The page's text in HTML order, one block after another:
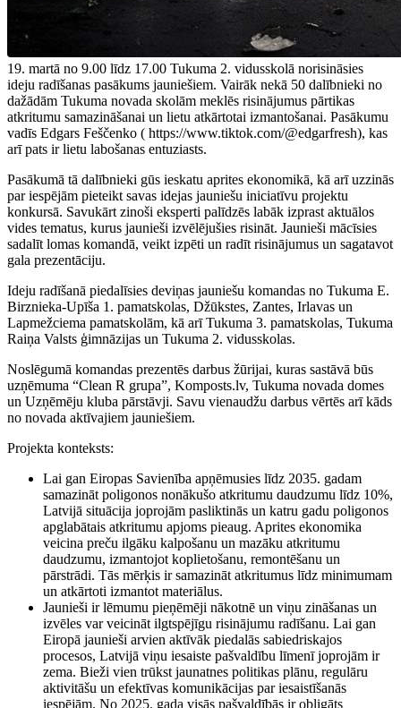
19. martā no 9.00 līdz 17.00 Tukuma 2. vidusskolā norisināsies
ideju radīšanas pasākums jauniešiem. Vairāk nekā 50 dalībnieki no
dažādām Tukuma novada skolām meklēs risinājumus pārtikas
atkritumu samazināšanai un lietu atkārtotai izmantošanai. Pasākumu
vadīs Edgars Feščenko ( https://www.tiktok.com/@edgarfresh), kas
arī pats ir lietu labošanas entuziasts.
Pasākumā tā dalībnieki gūs ieskatu aprites ekonomikā, kā arī uzzinās
par iespējām pieteikt savas idejas jauniešu iniciatīvu projektu
konkursā. Savukārt zinoši eksperti palīdzēs labāk izprast aktuālos
vides tematus, kurus jaunieši izvēlējušies risināt. Jaunieši mācīsies
sadalīt lomas komandā, veikt izpēti un radīt risinājumus un sagatavot
gala prezentāciju.
Ideju radīšanā piedalīsies deviņas jauniešu komandas no Tukuma E.
Birznieka-Upīša 1. pamatskolas, Džūkstes, Zantes, Irlavas un
Lapmežciema pamatskolām, kā arī Tukuma 3. pamatskolas, Tukuma
Raiņa Valsts ģimnāzijas un Tukuma 2. vidusskolas.
Noslēgumā komandas prezentēs darbus žūrijai, kuras sastāvā būs
uzņēmuma “Clean R grupa”, Komposts.lv, Tukuma novada domes
un Uzņēmēju kluba pārstāvji. Savu vienaudžu darbus vērtēs arī kāds
no novada aktīvajiem jauniešiem.
Projekta konteksts:
Lai gan Eiropas Savienība apņēmusies līdz 2035. gadam
samazināt poligonos nonākušo atkritumu daudzumu līdz 10%,
Latvijā situācija joprojām pasliktinās un katru gadu poligonos
apglabātais atkritumu apjoms pieaug. Aprites ekonomika
veicina preču ilgāku kalpošanu un mazāku atkritumu
daudzumu, izmantojot koplietošanu, remontēšanu un
pārstrādi. Tās mērķis ir samazināt atkritumus līdz minimumam
un atkārtoti izmantot materiālus.
Jaunieši ir lēmumu pieņēmēji nākotnē un viņu zināšanas un
izvēles var veicināt ilgtspējīgu risinājumu radīšanu. Lai gan
Eiropā jaunieši arvien aktīvāk piedalās sabiedriskajos
procesos, Latvijā viņu iesaiste pašvaldību līmenī joprojām ir
zema. Bieži vien trūkst jaunatnes politikas plānu, regulāru
aktivitāšu un efektīvas komunikācijas par iesaistīšanās
iespējām. No 2025. gada visās pašvaldībās ir obligāts